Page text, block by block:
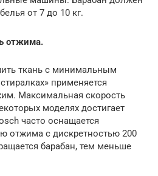
от 7 до 10 кг.
отжима.
ткань с минимальным
применяется
Максимальная скорость
моделях достигает
часто оснащается
отжима с дискретностью 200
барабан, тем меньше